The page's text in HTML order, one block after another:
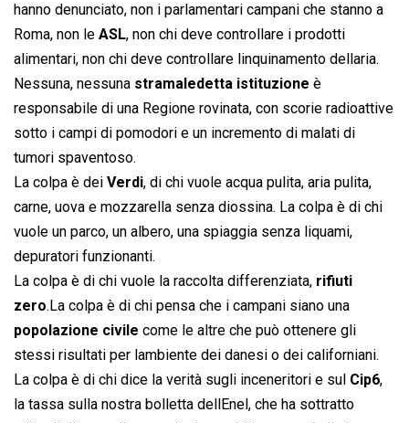
hanno denunciato, non i parlamentari campani che stanno a
Roma, non le ASL, non chi deve controllare i prodotti
alimentari, non chi deve controllare linquinamento dellaria.
Nessuna, nessuna stramaledetta istituzione è
responsabile di una Regione rovinata, con scorie radioattive
sotto i campi di pomodori e un incremento di malati di
tumori spaventoso.
La colpa è dei Verdi, di chi vuole acqua pulita, aria pulita,
carne, uova e mozzarella senza diossina. La colpa è di chi
vuole un parco, un albero, una spiaggia senza liquami,
depuratori funzionanti.
La colpa è di chi vuole la raccolta differenziata, rifiuti
zero.La colpa è di chi pensa che i campani siano una
popolazione civile come le altre che può ottenere gli
stessi risultati per lambiente dei danesi o dei californiani.
La colpa è di chi dice la verità sugli inceneritori e sul Cip6,
la tassa sulla nostra bolletta dellEnel, che ha sottratto